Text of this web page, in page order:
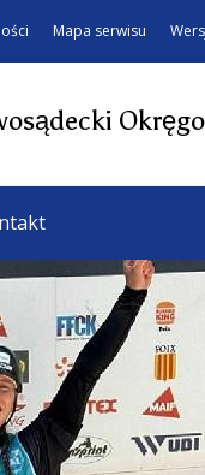
Mapa serwisu